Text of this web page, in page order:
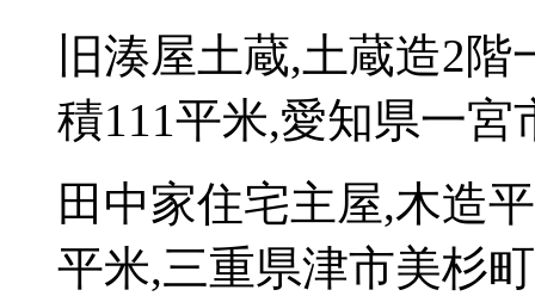
旧湊屋土蔵,土蔵造2
積111平米,愛知県一宮
田中家住宅主屋,木造
平米,三重県津市美杉